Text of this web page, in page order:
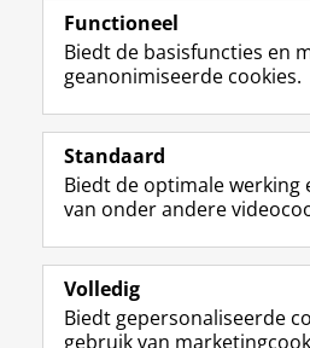
Laatst gewijzigd: 24 april 2026
Volg de RUG
F
a
e
b
o
p
a
Studiekiezers
Alumni
Over ons
Functioneel
Biedt de basisfuncties en
geanonimiseerde cookies.
Standaard
Biedt de optimale werking
van onder andere
Volledig
Biedt gepersonaliseerde
gebruik van